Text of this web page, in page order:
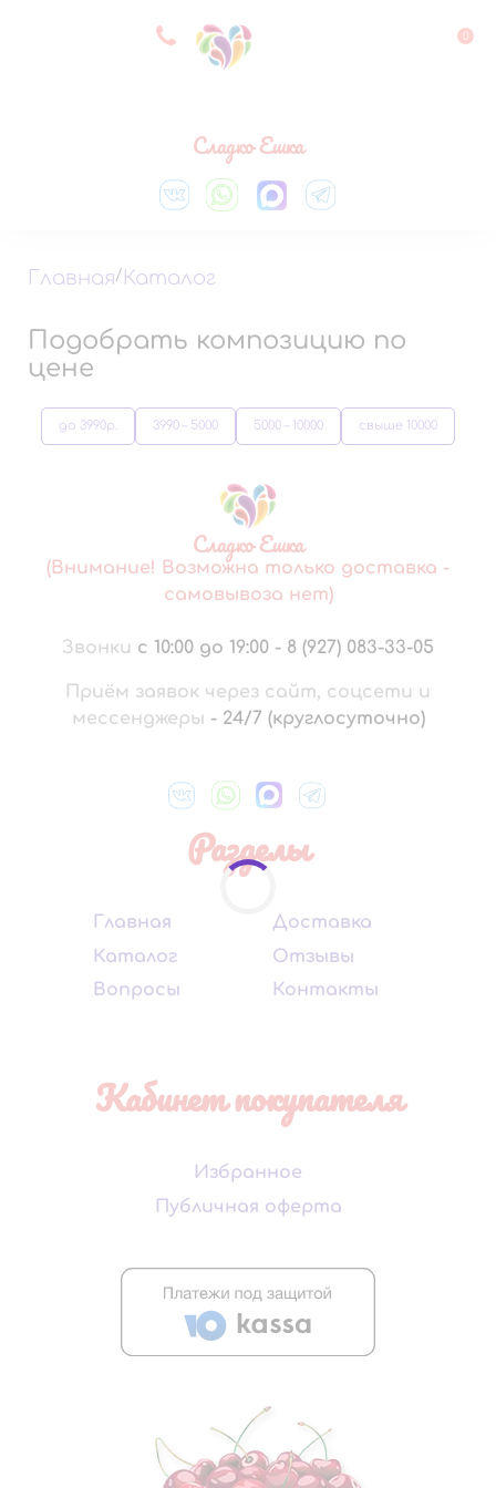
8 927 083 33 05 0
Сладко Ешка
Главная/ Каталог
Подобрать композицию по
цене
до 3990р. 3990 – 5000 5000 – 10000 свыше 10000
Сладко Ешка
(Внимание! Возможна только доставка -
самовывоза нет)
Звонки с 10:00 до 19:00 - 8 (927) 083-33-05
Приём заявок через сайт, соцсети и
мессенджеры - 24/7 (круглосуточно)
Разделы
Главная
Каталог
Вопросы
Доставка
Отзывы
Контакты
Кабинет покупателя
Избранное
Публичная оферта